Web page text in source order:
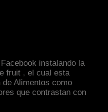
instalando la
fruit , el cual esta
de Alimentos como
que contrastan con